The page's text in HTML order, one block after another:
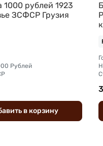
1000 рублей 1923
ЗСФСР Грузия
Рублей
вкорзину